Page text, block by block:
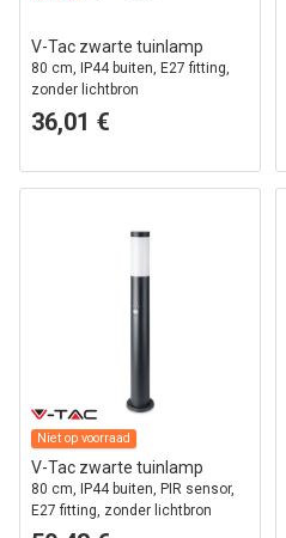
V-Tac zwarte tuinlamp
80 cm, IP44 buiten, E27 fitting,
zonder lichtbron
36,01 €
Niet op voorraad
V-Tac zwarte tuinlamp
80 cm, IP44 buiten, PIR sensor,
E27 fitting, zonder lichtbron